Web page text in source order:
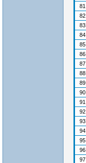
81
82
83
84
85
86
87
88
89
90
91
92
93
94
95
96
97